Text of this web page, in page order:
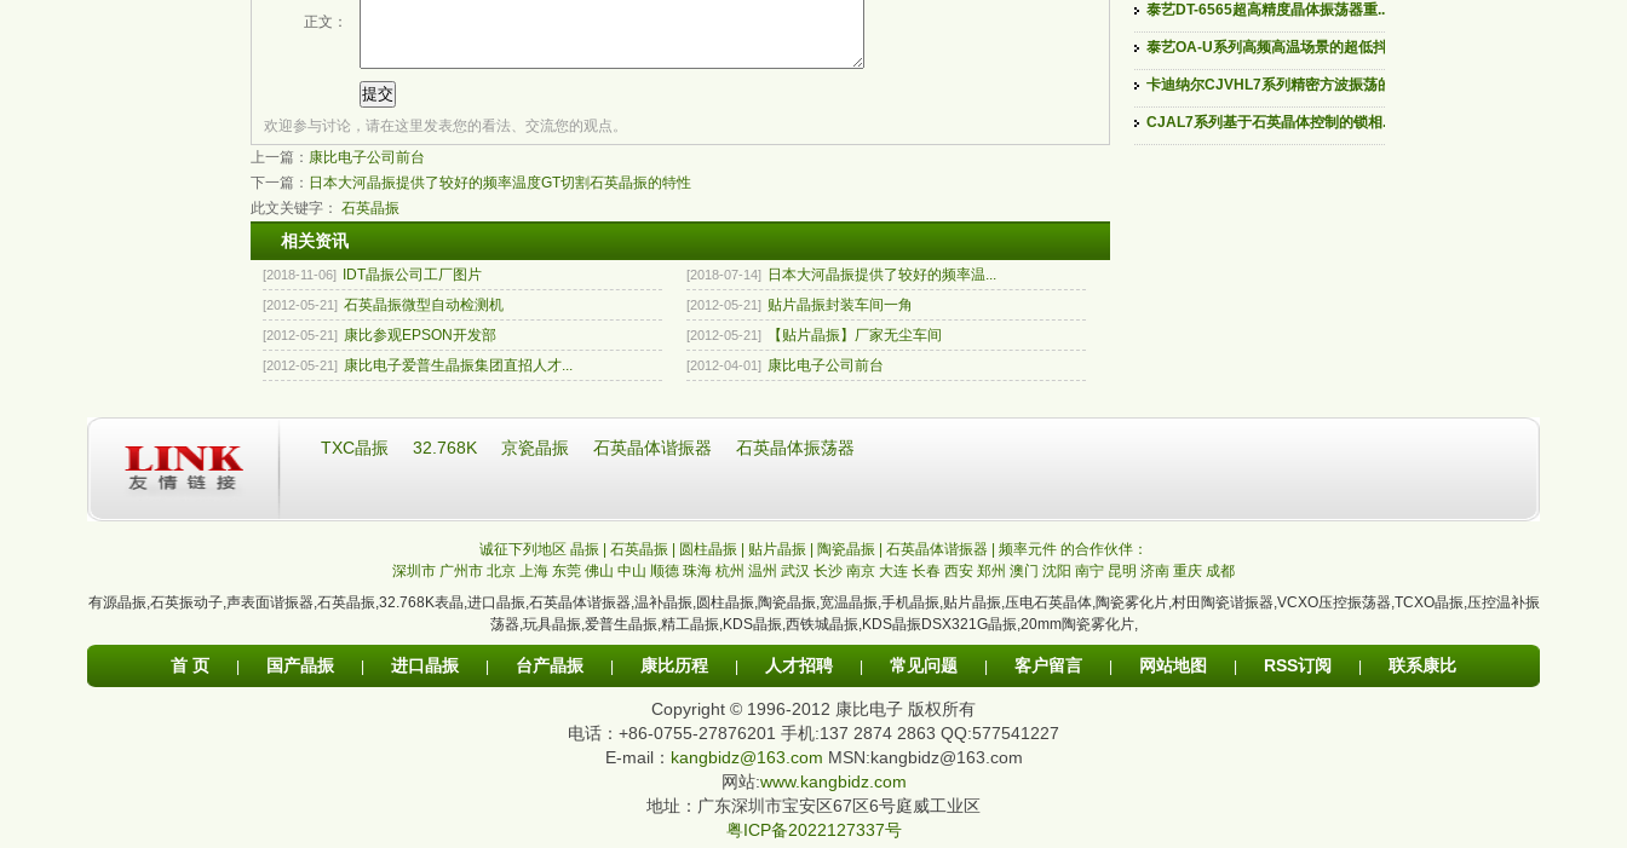
泰艺DT-6565超高精度晶体振荡器重...
泰艺OA-U系列高频高温场景的超低抖...
卡迪纳尔CJVHL7系列精密方波振荡的...
CJAL7系列基于石英晶体控制的锁相...
正文：
欢迎参与讨论，请在这里发表您的看法、交流您的观点。
上一篇： 康比电子公司前台
下一篇： 日本大河晶振提供了较好的频率温度GT切割石英晶振的特性
此文关键字： 石英晶振
相关资讯
[2018-11-06] IDT晶振公司工厂图片 [2018-07-14] 日本大河晶振提供了较好的频率温...
[2012-05-21] 石英晶振微型自动检测机 [2012-05-21] 贴片晶振封装车间一角
[2012-05-21] 康比参观EPSON开发部 [2012-05-21] 【贴片晶振】厂家无尘车间
[2012-05-21] 康比电子爱普生晶振集团直招人才... [2012-04-01] 康比电子公司前台
TXC晶振 32.768K 京瓷晶振 石英晶体谐振器 石英晶体振荡器
诚征下列地区 晶振 | 石英晶振 | 圆柱晶振 | 贴片晶振 | 陶瓷晶振 | 石英晶体谐振器 | 频率元件 的合作伙伴：
深圳市 广州市 北京 上海 东莞 佛山 中山 顺德 珠海 杭州 温州 武汉 长沙 南京 大连 长春 西安 郑州 澳门 沈阳 南宁 昆明 济南 重庆 成都
有源晶振,石英振动子,声表面谐振器,石英晶振,32.768K表晶,进口晶振,石英晶体谐振器,温补晶振,圆柱晶振,陶瓷晶振,宽温晶振,手机晶振,贴片晶振,压电石英晶体,陶瓷雾化片,村田陶瓷谐振器,VCXO压控振荡器,TCXO晶振,压控温补振
荡器,玩具晶振,爱普生晶振,精工晶振,KDS晶振,西铁城晶振,KDS晶振DSX321G晶振,20mm陶瓷雾化片,
首 页 国产晶振 进口晶振 台产晶振 康比历程 人才招聘 常见问题 客户留言 网站地图 RSS订阅 联系康比
Copyright © 1996-2012 康比电子 版权所有
电话：+86-0755-27876201 手机:137 2874 2863 QQ:577541227
E-mail： kangbidz@163.com MSN:kangbidz@163.com
网站:www.kangbidz.com
地址：广东深圳市宝安区67区6号庭威工业区
粤ICP备2022127337号